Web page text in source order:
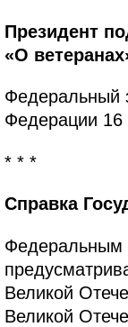
Президент
«О
Федеральный
Федерации 16
* * *
Справка
Федеральным
Великой
Великой